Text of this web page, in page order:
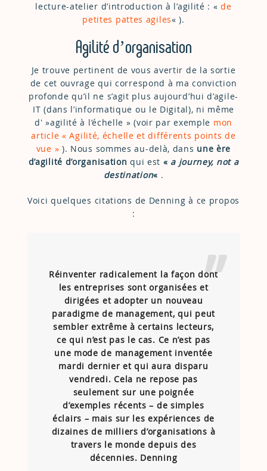
lecture-atelier d’introduction à l’agilité : «de
petites pattes agiles« ).
Agilité d’organisation
Je trouve pertinent de vous avertir de la sortie
de cet ouvrage qui correspond à ma conviction
profonde qu’il ne s’agit plus aujourd’hui d’agile-
IT (dans l’informatique ou le Digital), ni même
d' »agilité à l’échelle » (voir par exemple mon
article « Agilité, échelle et différents points de
vue » ). Nous sommes au-delà, dans une ère
d’agilité d’organisationqui est « a journey, not a
destination« .
Voici quelques citations de Denning à ce propos
:
Réinventer radicalement la façon dont
les entreprises sont organisées et
dirigées et adopter un nouveau
paradigme de management, qui peut
sembler extrême à certains lecteurs,
ce qui n’est pas le cas. Ce n’est pas
une mode de management inventée
mardi dernier et qui aura disparu
vendredi. Cela ne repose pas
seulement sur une poignée
d’exemples récents – de simples
éclairs – mais sur les expériences de
dizaines de milliers d’organisations à
travers le monde depuis des
décennies. Denning